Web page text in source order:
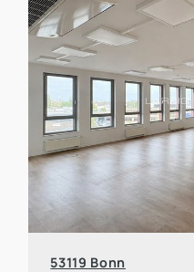
53119 Bonn